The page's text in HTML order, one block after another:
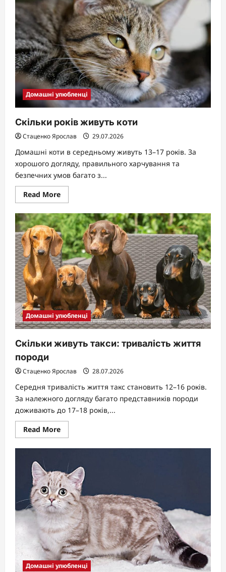
знаком
зодіаку:
підбираємо
ідеального
друга
Домашні улюбленці
Скільки років живуть коти
Стаценко Ярослав 29.07.2026
Домашні коти в середньому живуть 13–17 років. За
хорошого догляду, правильного харчування та
безпечних умов багато з...
Read MoreRead
more
Скільки
років
живуть
коти
Домашні улюбленці
Скільки живуть такси: тривалість життя
породи
Стаценко Ярослав 28.07.2026
Середня тривалість життя такс становить 12–16 років.
За належного догляду багато представників породи
доживають до 17–18 років,...
Read MoreRead
more
Скільки
такси:
тривалість
життя
породи
Домашні улюбленці